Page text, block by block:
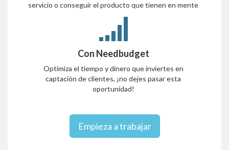
servicio o conseguir el producto que tienen en mente
Con Needbudget
Optimiza el tiempo y dinero que inviertes en
captación de clientes, ¡no dejes pasar esta
oportunidad!
Empieza a trabajar